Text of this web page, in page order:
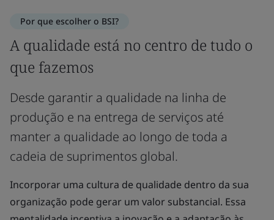
Por que escolher o BSI?
A qualidade está no centro de tudo o
que fazemos
Desde garantir a qualidade na linha de
produção e na entrega de serviços até
manter a qualidade ao longo de toda a
cadeia de suprimentos global.
Incorporar uma cultura de qualidade dentro da sua
organização pode gerar um valor substancial. Essa